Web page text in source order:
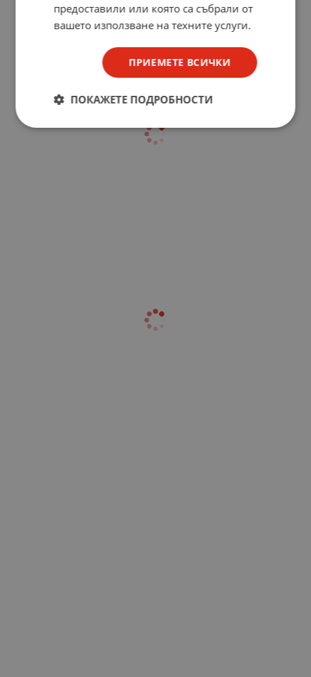
предоставили или която са събрали от
вашето използване на техните услуги.
ПРИЕМЕТЕ ВСИЧКИ
ПОКАЖЕТЕ ПОДРОБНОСТИ